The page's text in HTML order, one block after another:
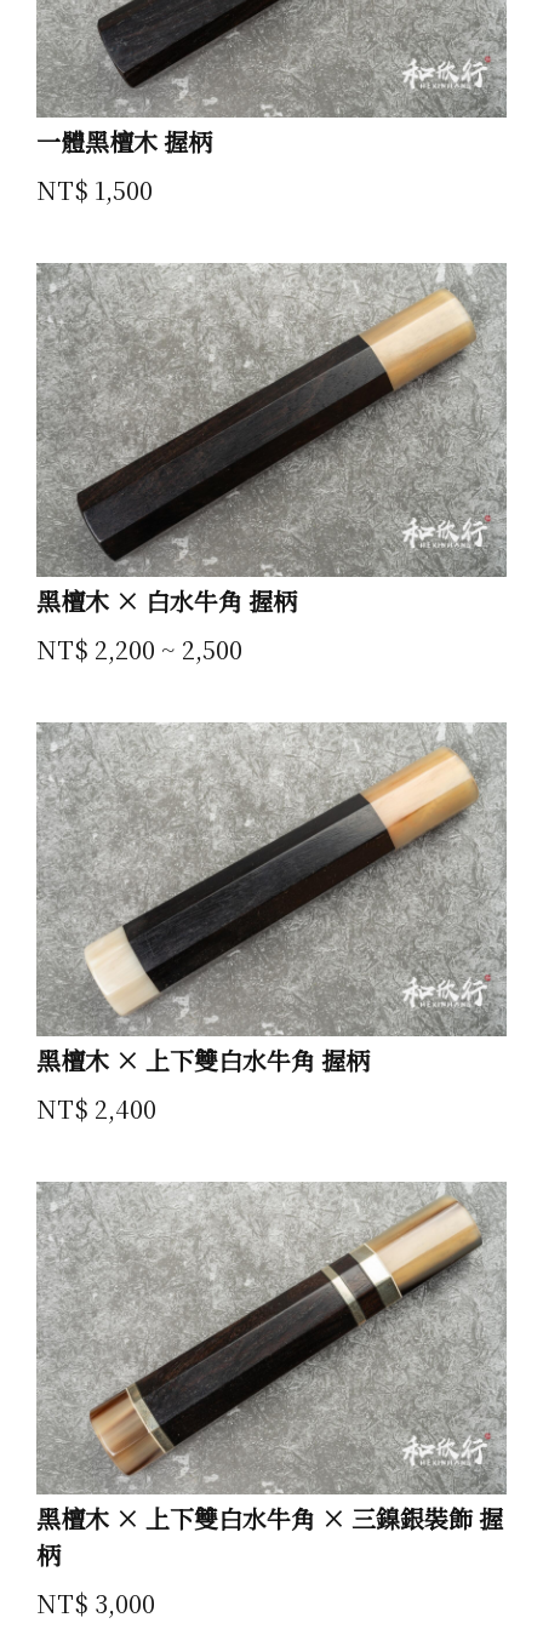
一體黑檀木 握柄
NT$ 1,500
黑檀木 × 白水牛角 握柄
NT$ 2,200 ~ 2,500
黑檀木 × 上下雙白水牛角 握柄
NT$ 2,400
黑檀木 × 上下雙白水牛角 × 三鎳銀裝飾 握
柄
NT$ 3,000